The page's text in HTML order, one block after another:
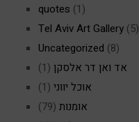
quotes (1)
Tel Aviv Art Gallery (5)
Uncategorized (8)
אד ואן דר אלסקן (1)
אוכל יווני (1)
אומנות (79)